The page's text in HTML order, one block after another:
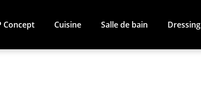
Concept Cuisine Salle de bain Dressing